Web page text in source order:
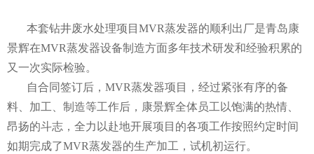
本套钻井废水处理项目MVR蒸发器的顺利出厂是青岛康
景辉在MVR蒸发器设备制造方面多年技术研发和经验积累的
又一次实际检验。
自合同签订后，MVR蒸发器项目，经过紧张有序的备
料、加工、制造等工作后，康景辉全体员工以饱满的热情、
昂扬的斗志，全力以赴地开展项目的各项工作按照约定时间
如期完成了MVR蒸发器的生产加工，试机初运行。